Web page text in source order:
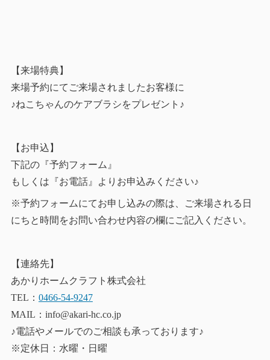
【来場特典】
来場予約にてご来場されましたお客様に
♪ねこちゃんのケアブラシをプレゼント♪
【お申込】
下記の『予約フォーム』
もしくは『お電話』よりお申込みください♪
※予約フォームにてお申し込みの際は、ご来場される日
にちと時間をお問い合わせ内容の欄にご記入ください。
【連絡先】
あかりホームクラフト株式会社
TEL： 0466-54-9247
MAIL：info@akari-hc.co.jp
♪電話やメールでのご相談も承っております♪
※定休日：水曜・日曜